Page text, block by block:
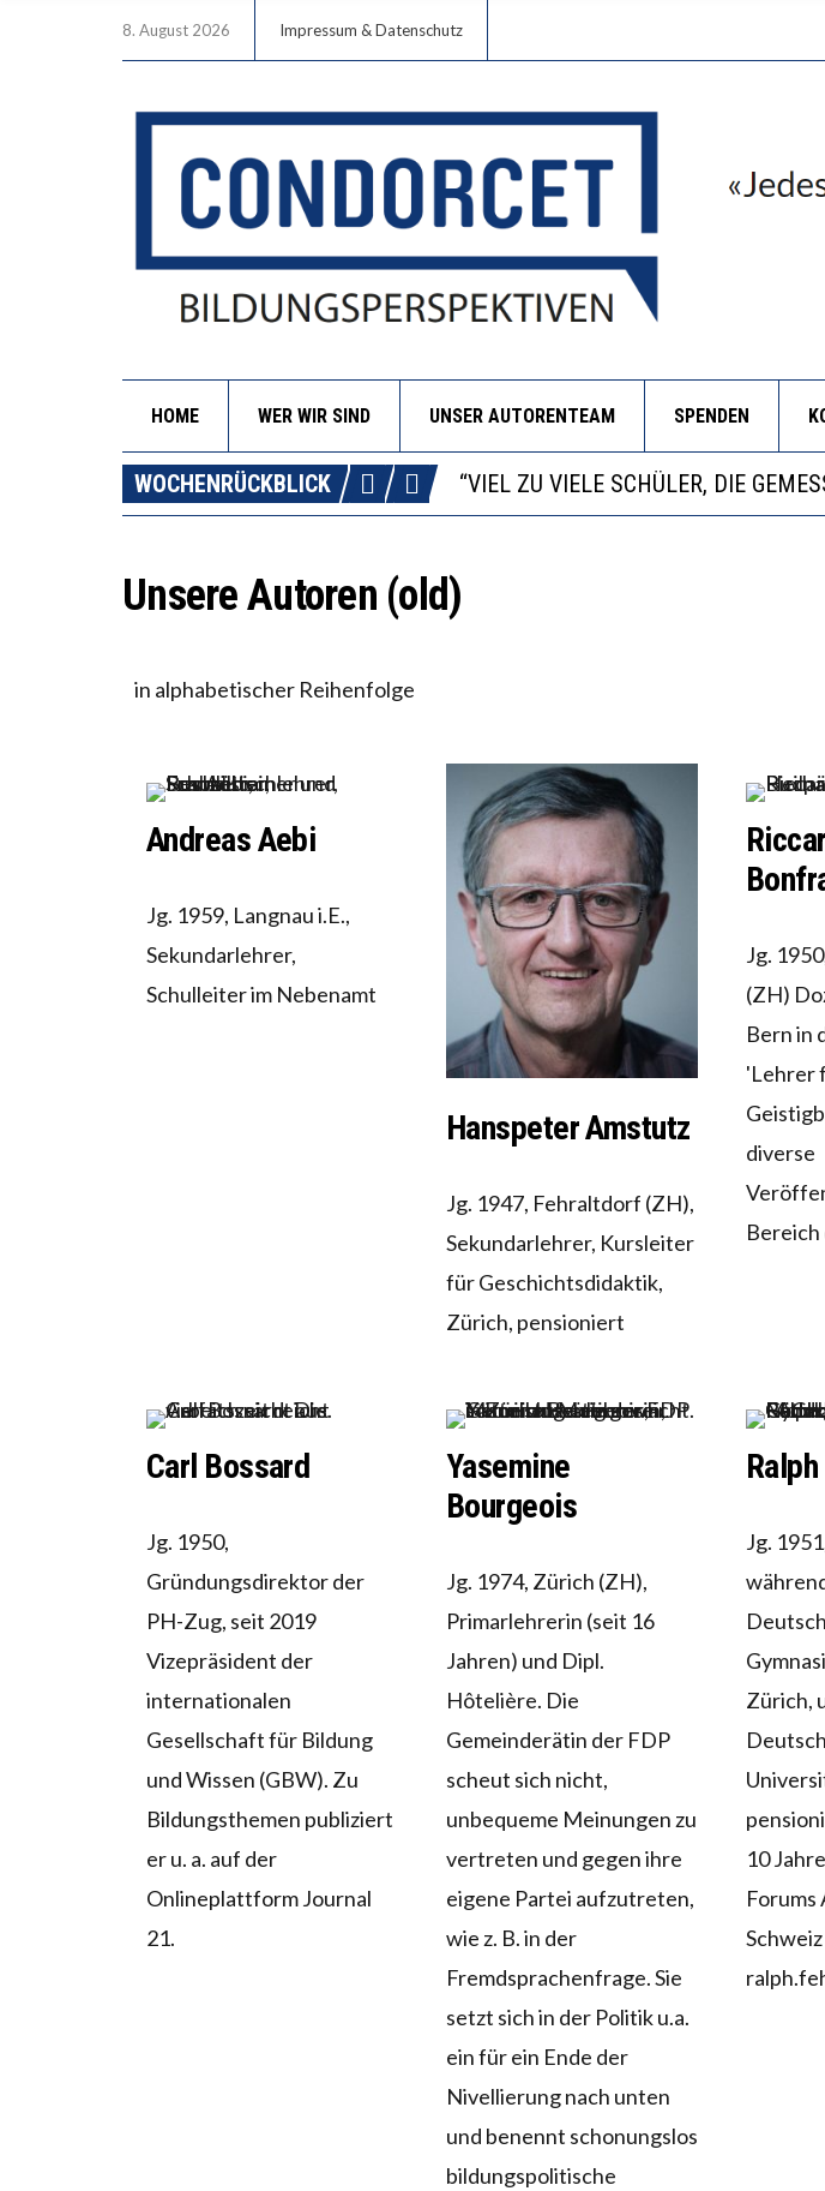
8. August 2026 Impressum & Datenschutz
HOME WER WIR SIND UNSER AUTORENTEAM SPENDEN
WOCHENRÜCKBLICK
“WIR BEOBACHTEN EINEN
ANNA-KATHARINA ZENGER UND
DIE GANZE HILFLOSIGKEIT DES
“WIR BEOBACHTEN EINEN
ANNA-KATHARINA ZENGER UND IHRE
Unsere Autoren (old)
in alphabetischer Reihenfolge
Andreas Aebi
Jg. 1959, Langnau i.E.,
Sekundarlehrer,
Schulleiter im Nebenamt
Hanspeter Amstutz
Jg. 1947, Fehraltdorf (ZH),
Sekundarlehrer, Kursleiter
für Geschichtsdidaktik,
Zürich, pensioniert
Jg.
(ZH)
Bern in
'Lehrer
diverse
Carl Bossard
Jg. 1950,
Gründungsdirektor der
PH-Zug, seit 2019
Vizepräsident der
internationalen
Gesellschaft für Bildung
und Wissen (GBW). Zu
Bildungsthemen publiziert
er u. a. auf der
Onlineplattform Journal
21.
Yasemine
Bourgeois
Jg. 1974, Zürich (ZH),
Primarlehrerin (seit 16
Jahren) und Dipl.
Hôtelière. Die
Gemeinderätin der FDP
scheut sich nicht,
unbequeme Meinungen zu
vertreten und gegen ihre
eigene Partei aufzutreten,
wie z. B. in der
Fremdsprachenfrage. Sie
setzt sich in der Politik u.a.
ein für ein Ende der
Nivellierung nach unten
und benennt schonungslos
bildungspolitische
Jg.
Zürich,
10
Forums